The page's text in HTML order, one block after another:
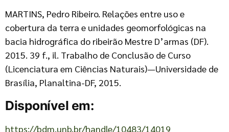
MARTINS, Pedro Ribeiro. Relações entre uso e
cobertura da terra e unidades geomorfológicas na
bacia hidrográfica do ribeirão Mestre D’armas (DF).
2015. 39 f., il. Trabalho de Conclusão de Curso
(Licenciatura em Ciências Naturais)—Universidade de
Brasília, Planaltina-DF, 2015.
Disponível em:
https://bdm.unb.br/handle/10483/14019